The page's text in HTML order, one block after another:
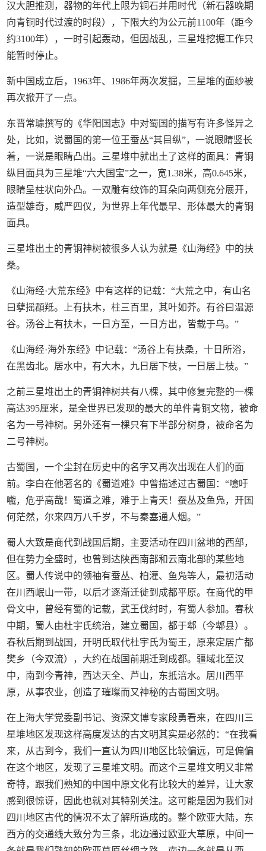
汉大胆推测，器物的年代上限为铜石并用时代（新石器晚期
向青铜时代过渡的时段），下限大约为公元前1100年（距今
约3100年），一时引起轰动，但因战乱，三星堆挖掘工作只
能暂时停止。
新中国成立后，1963年、1986年两次发掘，三星堆的面纱被
再次掀开了一点。
东晋常璩撰写的《华阳国志》中对蜀国的描写有许多怪异之
处，比如，说蜀国的第一位王蚕丛“其目纵”，一说眼睛竖长
着，一说是眼睛凸出。三星堆中就出土了这样的面具：青铜
纵目面具为三星堆“六大国宝”之一，宽1.38米，高0.645米，
眼睛呈柱状向外凸。一双雕有纹饰的耳朵向两侧充分展开，
造型雄奇，威严四仪，为世界上年代最早、形体最大的青铜
面具。
三星堆出土的青铜神树被很多人认为就是《山海经》中的扶
桑。
《山海经·大荒东经》中有这样的记载：“大荒之中，有山名
曰孽摇頵羝。上有扶木，柱三百里，其叶如芥。有谷曰温源
谷。汤谷上有扶木，一日方至，一日方出，皆载于乌。”
《山海经·海外东经》中记载：“汤谷上有扶桑，十日所浴，
在黑齿北。居水中，有大木，九日居下枝，一日居上枝。”
之前三星堆出土的青铜神树共有八棵，其中修复完整的一棵
高达395厘米，是全世界已发现的最大的单件青铜文物，被命
名为一号神树。另外还有一棵只有下半部分树身，被命名为
二号神树。
古蜀国，一个尘封在历史中的名字又再次出现在人们的面
前。李白在他著名的《蜀道难》中曾描述过古蜀国：“噫吁
嚱，危乎高哉！蜀道之难，难于上青天！蚕丛及鱼凫，开国
何茫然，尔来四万八千岁，不与秦塞通人烟。”
蜀人大致是商代到战国后期，主要活动在四川盆地的西部，
但在势力全盛时，也曾到达陕西南部和云南北部的某些地
区。蜀人传说中的领袖有蚕丛、柏灌、鱼凫等人，最初活动
在川西岷山一带，以后才逐渐迁徙到成都平原。在商代的甲
骨文中，曾经有蜀的记载，武王伐纣时，有蜀人参加。春秋
中期，蜀人由杜宇氏统治，建立蜀国，都于郫（今郫县）。
春秋后期到战国，开明氏取代杜宇氏为蜀王，原来定居广都
樊乡（今双流），大约在战国前期迁到成都。疆域北至汉
中，南到今青神，西达天全、芦山，东抵涪水。居川西平
原，从事农业，创造了璀璨而又神秘的古蜀国文明。
在上海大学党委副书记、资深文博专家段勇看来，在四川三
星堆地区发现这样高度发达的古文明其实是必然的：“在我看
来，从古到今，我们一直认为四川地区比较偏远，可是偏偏
在这个地区，发现了三星堆文明。而这个三星堆文明又非常
奇特，跟我们熟知的中国中原文化有比较大的差异，让大家
感到很惊讶，因此也就对其特别关注。这可能是因为我们对
四川地区古代的情况不太了解所造成的。整个欧亚大陆，东
西方的交通线大致分为三条，北边通过欧亚大草原，中间一